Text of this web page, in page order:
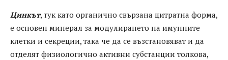
Цинкът, тук като органично свързана цитратна форма,
е основен минерал за модулирането на имунните
клетки и секреции, така че да се възстановяват и да
отделят физиологично активни субстанции толкова,